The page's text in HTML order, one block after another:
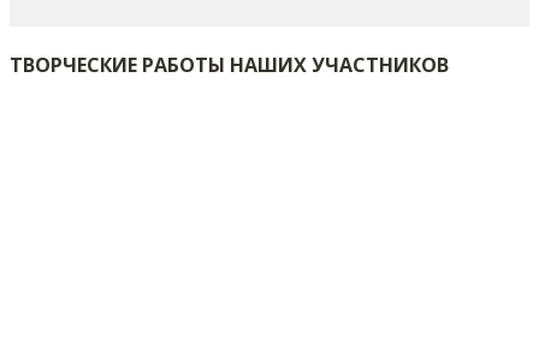
ТВОРЧЕСКИЕ РАБОТЫ НАШИХ УЧАСТНИКОВ